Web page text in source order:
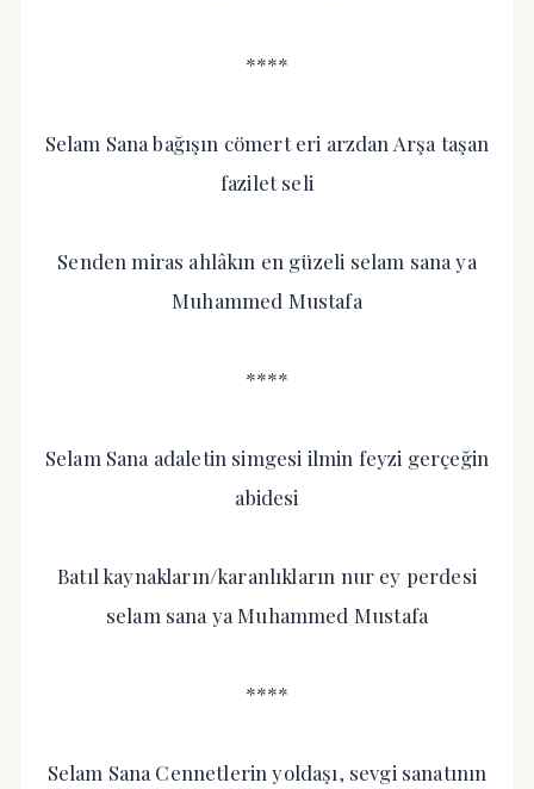
****
Selam Sana bağışın cömert eri arzdan Arşa taşan
fazilet seli
Senden miras ahlâkın en güzeli selam sana ya
Muhammed Mustafa
****
Selam Sana adaletin simgesi ilmin feyzi gerçeğin
abidesi
Batıl kaynakların/karanlıkların nur ey perdesi
selam sana ya Muhammed Mustafa
****
Selam Sana Cennetlerin yoldaşı, sevgi sanatının